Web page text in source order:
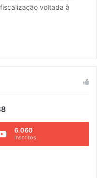
voltada à
6.060
Inscritos